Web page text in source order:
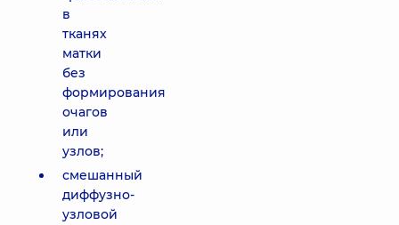
в
тканях
матки
без
формирования
очагов
или
узлов;
смешанный
диффузно-
узловой